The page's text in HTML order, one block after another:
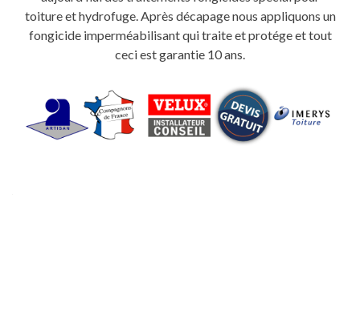
toiture et hydrofuge. Après décapage nous appliquons un
fongicide imperméabilisant qui traite et protége et tout
ceci est garantie 10 ans.